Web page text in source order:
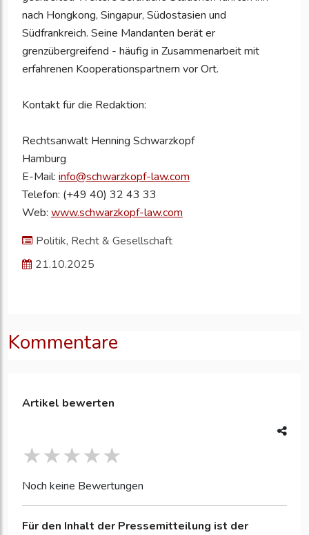
nach Hongkong, Singapur, Südostasien und
Südfrankreich. Seine Mandanten berät er
grenzübergreifend - häufig in Zusammenarbeit mit
erfahrenen Kooperationspartnern vor Ort.
Kontakt für die Redaktion:
Rechtsanwalt Henning Schwarzkopf
Hamburg
E-Mail: info@schwarzkopf-law.com
Telefon: (+49 40) 32 43 33
Web: www.schwarzkopf-law.com
Politik, Recht & Gesellschaft
21.10.2025
Kommentare
Artikel bewerten
Noch keine Bewertungen
Für den Inhalt der Pressemitteilung ist der